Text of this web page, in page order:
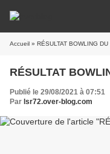
Accueil » RÉSULTAT BOWLING
RÉSULTAT
Publié le 29/08/2021 à 07:51
Par lsr72.over-blog.com